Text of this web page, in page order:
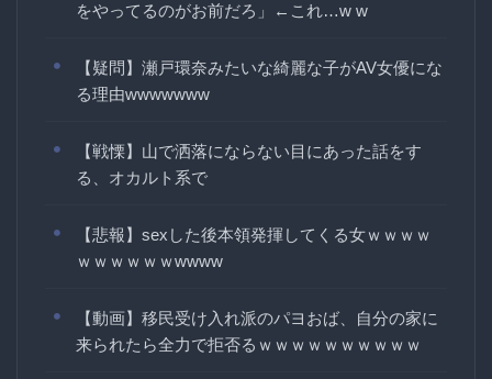
をやってるのがお前だろ」←これ…w w
【疑問】瀬戸環奈みたいな綺麗な子がAV女優にな
る理由wwwwwww
【戦慄】山で洒落にならない目にあった話をす
る、オカルト系で
【悲報】sexした後本領発揮してくる女ｗｗｗｗ
ｗｗｗｗｗｗwwww
【動画】移民受け入れ派のパヨおば、自分の家に
来られたら全力で拒否るｗｗｗｗｗｗｗｗｗｗ